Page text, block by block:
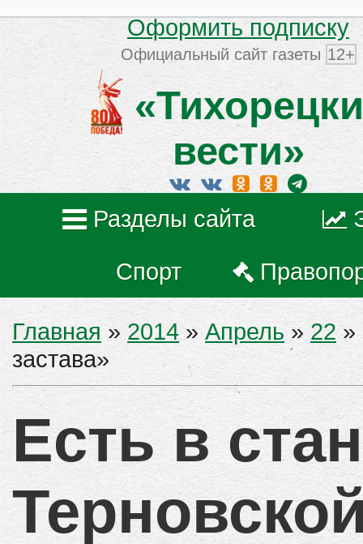
Оформить подписку
Официальный сайт газеты 12+
вести»
Разделы сайта
Спорт
Главная » 2014 » Апрель » 22»
застава»
Есть в